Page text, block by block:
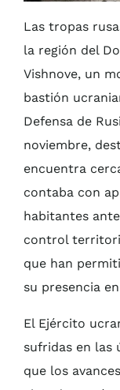
Las tropas
la región del
Vishnove, un
bastión
Defensa de
noviembre,
encuentra
contaba con
habitantes
control
que han
su presencia
El Ejército
sufridas en las
que los